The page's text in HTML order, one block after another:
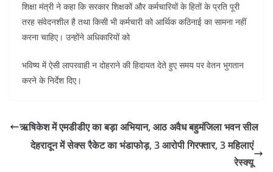
m
e
s
शिक्षा मंत्री ने कहा कि सरकार शिक्षकों और कर्मचारियों के हितों के प्रति पूरी
तरह संवेदनशील है तथा किसी भी कर्मचारी को आर्थिक कठिनाई का सामना नहीं
करना चाहिए। उन्होंने अधिकारियों को
भविष्य में ऐसी लापरवाही न दोहराने की हिदायत देते हुए समय पर वेतन भुगतान
करने के निर्देश दिए।
ऋषिकेश में एमडीडीए का बड़ा अभियान, आठ अवैध बहुमंजिला भवन सील
देहरादून में सेक्स रैकेट का भंडाफोड़, 3 आरोपी गिरफ्तार, 3 महिलाएं
रेस्क्यू